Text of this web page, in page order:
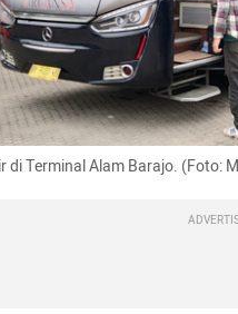
di Terminal Alam Barajo. (Foto: